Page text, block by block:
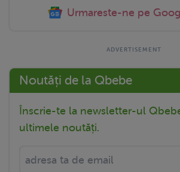
Urmareste-ne pe
Noutăți de la Qbebe
Înscrie-te la newsletter-ul
ultimele noutăți.